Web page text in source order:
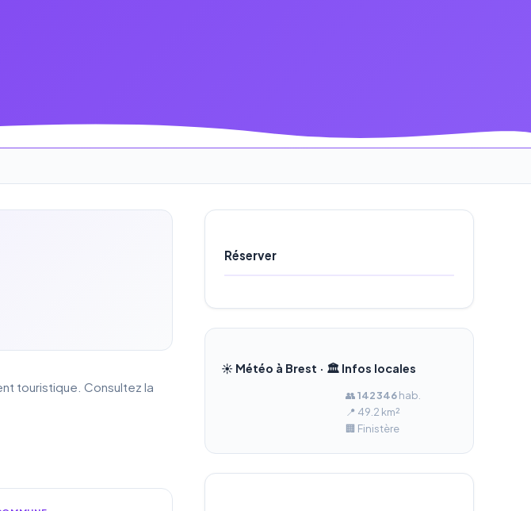
touristique. Consultez la
Réserver
☀️ Météo à Brest · 🏛️ Infos locales
👥142 346hab.
📍 49.2 km²
🏢 Finistère